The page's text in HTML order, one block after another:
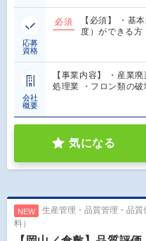
応募
資格
必須
【必須】 ・基
度）ができる
会社
概要
【事業内容】 ・産業
処理業 ・フロン類の
気になる
NEW
生産管理・品質管理・品
料）